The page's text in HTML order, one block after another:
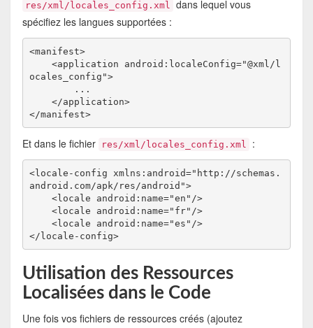
res/xml/locales_config.xml dans lequel vous
spécifiez les langues supportées :
<manifest>
    <application android:localeConfig="@xml/l
ocales_config">
    </application>
Et dans le fichier res/xml/locales_config.xml :
<locale-config xmlns:android="http://schemas.
android.com/apk/res/android">
    <locale android:name="en"/>
    <locale android:name="fr"/>
    <locale android:name="es"/>
</locale-config>
Utilisation des Ressources
Localisées dans le Code
Une fois vos fichiers de ressources créés (ajoutez